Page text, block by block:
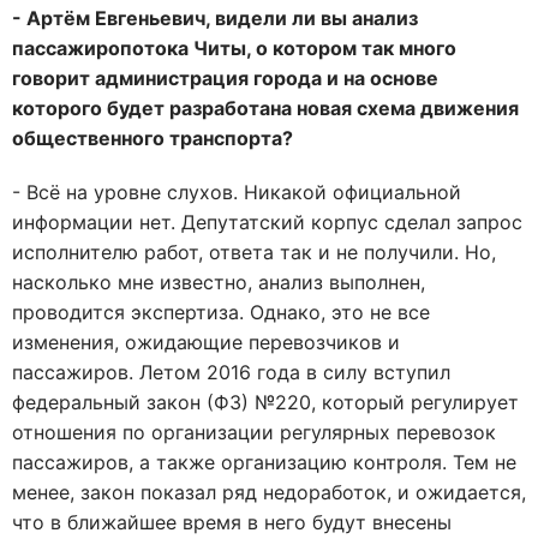
- Артём Евгеньевич, видели ли вы анализ
пассажиропотока Читы, о котором так много
говорит администрация города и на основе
которого будет разработана новая схема движения
общественного транспорта?
- Всё на уровне слухов. Никакой официальной
информации нет. Депутатский корпус сделал запрос
исполнителю работ, ответа так и не получили. Но,
насколько мне известно, анализ выполнен,
проводится экспертиза. Однако, это не все
изменения, ожидающие перевозчиков и
пассажиров. Летом 2016 года в силу вступил
федеральный закон (ФЗ) №220, который регулирует
отношения по организации регулярных перевозок
пассажиров, а также организацию контроля. Тем не
менее, закон показал ряд недоработок, и ожидается,
что в ближайшее время в него будут внесены